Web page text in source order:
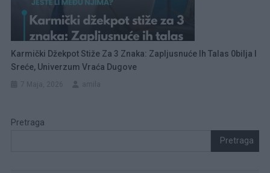
Karmički Džekpot Stiže Za 3 Znaka: Zapljusnuće Ih Talas 0bilja I
Sreće, Univerzum Vraća Dugove
Pretraga
Pretraga